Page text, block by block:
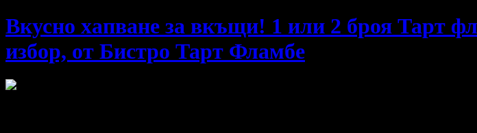
Вкусно хапване за вкъщи! 1 или 2 броя Тарт
избор, от Бистро Тарт Фламбe